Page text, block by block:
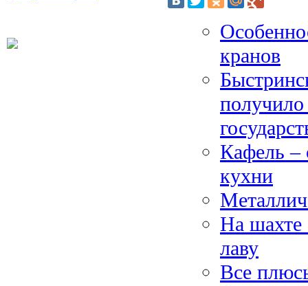
кранов
Кафель –
кухни
На шахте
лаву
Все